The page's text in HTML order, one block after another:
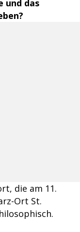
und das
die am 11.
Ort St.